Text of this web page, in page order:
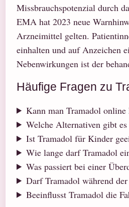
Missbrauchspotenzial durch
EMA hat 2023 neue
Arzneimittel gelten.
einhalten und auf Anzeichen
Nebenwirkungen ist der
Häufige Fragen zu
Kann man Tramadol online
Welche Alternativen gibt
Ist Tramadol für Kinder
Wie lange darf Tramadol
Was passiert bei einer
Darf Tramadol während
Beeinflusst Tramadol die